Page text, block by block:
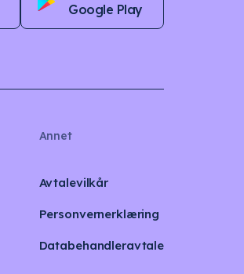
Google Play
Annet
Avtalevilkår
Personvernerklæring
Databehandleravtale